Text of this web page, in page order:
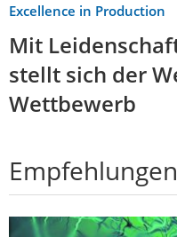
Excellence in Production
Mit
stellt sich der
Wettbewerb